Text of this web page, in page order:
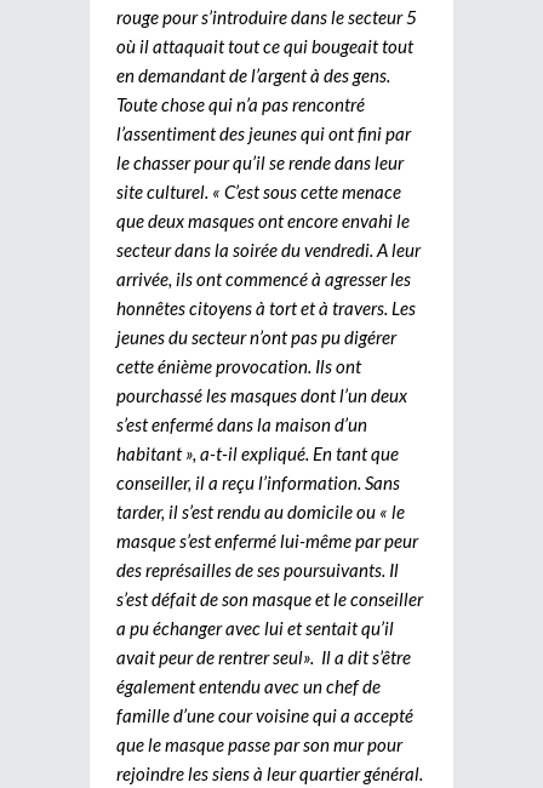
rouge pour s’introduire dans le secteur 5
où il attaquait tout ce qui bougeait tout
en demandant de l’argent à des gens.
Toute chose qui n’a pas rencontré
l’assentiment des jeunes qui ont fini par
le chasser pour qu’il se rende dans leur
site culturel. « C’est sous cette menace
que deux masques ont encore envahi le
secteur dans la soirée du vendredi. A leur
arrivée, ils ont commencé à agresser les
honnêtes citoyens à tort et à travers. Les
jeunes du secteur n’ont pas pu digérer
cette énième provocation. Ils ont
pourchassé les masques dont l’un deux
s’est enfermé dans la maison d’un
habitant », a-t-il expliqué. En tant que
conseiller, il a reçu l’information. Sans
tarder, il s’est rendu au domicile ou « le
masque s’est enfermé lui-même par peur
des représailles de ses poursuivants. Il
s’est défait de son masque et le conseiller
a pu échanger avec lui et sentait qu’il
avait peur de rentrer seul». Il a dit s’être
également entendu avec un chef de
famille d’une cour voisine qui a accepté
que le masque passe par son mur pour
rejoindre les siens à leur quartier général.